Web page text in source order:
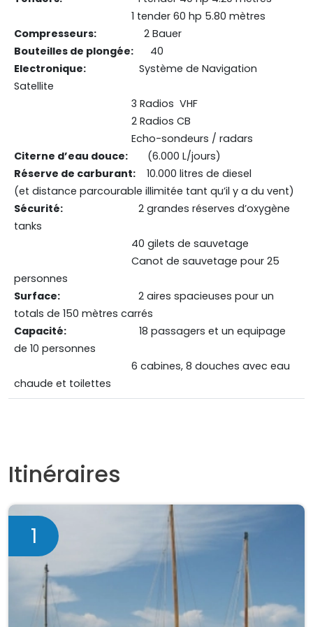
1 tender 60 hp 5.80 mètres
Compresseurs: 2 Bauer
Bouteilles de plongée: 40
Electronique: Système de Navigation
Satellite
3 Radios VHF
2 Radios CB
Echo-sondeurs / radars
Citerne d’eau douce: (6.000 L/jours)
Réserve de carburant: 10.000 litres de diesel
(et distance parcourable illimitée tant qu’il y a du vent)
Sécurité: 2 grandes réserves d’oxygène
tanks
40 gilets de sauvetage
Canot de sauvetage pour 25
personnes
Surface: 2 aires spacieuses pour un
totals de 150 mètres carrés
Capacité: 18 passagers et un equipage
de 10 personnes
6 cabines, 8 douches avec eau
chaude et toilettes
Itinéraires
1